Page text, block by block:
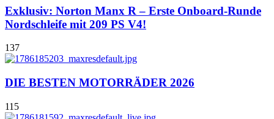
Exklusiv: Norton Manx R – Erste Onboard-Runde
Nordschleife mit 209 PS V4!
137
DIE BESTEN MOTORRÄDER 2026
115